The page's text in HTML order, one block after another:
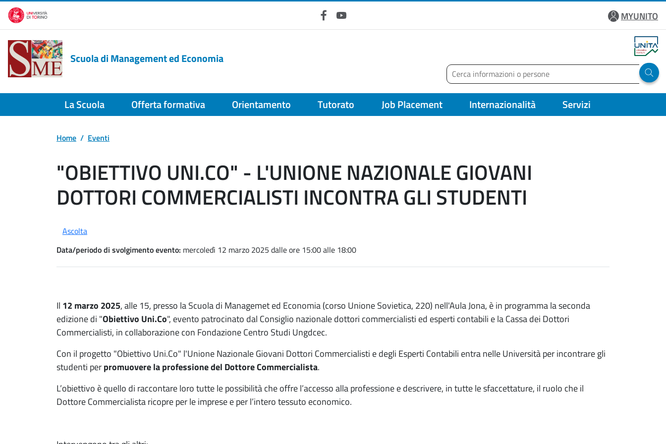
Salta al contenuto principale
FacebookYouTube
MYUNITO
Scuola di Management ed Economia
Cerca
Run
La Scuola Offerta formativa Orientamento Tutorato Job Placement Internazionalità Servizi
Home Eventi
"OBIETTIVO UNI.CO" - L'UNIONE NAZIONALE GIOVANI
DOTTORI COMMERCIALISTI INCONTRA GLI STUDENTI
Ascolta
Data/periodo di svolgimento evento: mercoledì 12 marzo 2025 dalle ore 15:00 alle 18:00
Il 12 marzo 2025, alle 15, presso la Scuola di Managemet ed Economia (corso Unione Sovietica, 220) nell'Aula Jona, è in programma la seconda
edizione di "Obiettivo Uni.Co", evento patrocinato dal Consiglio nazionale dottori commercialisti ed esperti contabili e la Cassa dei Dottori
Commercialisti, in collaborazione con Fondazione Centro Studi Ungdcec.
Con il progetto "Obiettivo Uni.Co" l'Unione Nazionale Giovani Dottori Commercialisti e degli Esperti Contabili entra nelle Università per incontrare gli
studenti perpromuovere la professione del Dottore Commercialista.
L’obiettivo è quello di raccontare loro tutte le possibilità che offre l’accesso alla professione e descrivere, in tutte le sfaccettature, il ruolo che il
Dottore Commercialista ricopre per le imprese e per l’intero tessuto economico.